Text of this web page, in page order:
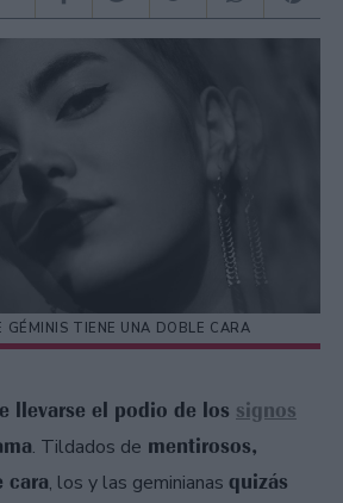
GÉMINIS TIENE UNA DOBLE CARA
llevarse el podio de los signos
. Tildados de mentirosos,
cara, los y las geminianas quizás